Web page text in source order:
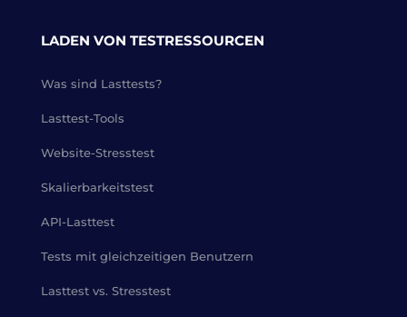
LADEN VON TESTRESSOURCEN
Was sind Lasttests?
Lasttest-Tools
Website-Stresstest
Skalierbarkeitstest
API-Lasttest
Tests mit gleichzeitigen Benutzern
Lasttest vs. Stresstest